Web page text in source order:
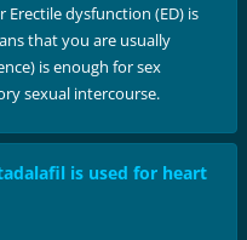
dysfunction (ED) is
that you are usually
is enough for sex
sexual intercourse.
is used for heart